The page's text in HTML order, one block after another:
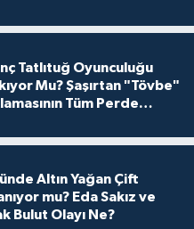
Tatlıtuğ Oyunculuğu
Mu? Şaşırtan "Tövbe"
Tüm Perde
Altın Yağan Çift
mu? Eda Sakız ve
Bulut Olayı Ne?